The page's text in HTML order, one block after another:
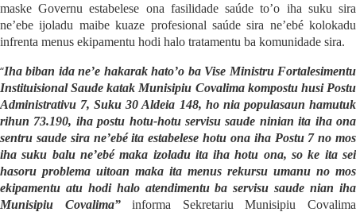
maske Governu estabelese ona fasilidade saúde to’o iha suku sira
ne’ebe ijoladu maibe kuaze profesional saúde sira ne’ebé kolokadu
infrenta menus ekipamentu hodi halo tratamentu ba komunidade sira.
“Iha biban ida ne’e hakarak hato’o ba Vise Ministru Fortalesimentu
Instituisional Saude katak Munisipiu Covalima kompostu husi Postu
Administrativu 7, Suku 30 Aldeia 148, ho nia populasaun hamutuk
rihun 73.190, iha postu hotu-hotu servisu saude ninian ita iha ona
sentru saude sira ne’ebé ita estabelese hotu ona iha Postu 7 no mos
iha suku balu ne’ebé maka izoladu ita iha hotu ona, so ke ita sei
hasoru problema uitoan maka ita menus rekursu umanu no mos
ekipamentu atu hodi halo atendimentu ba servisu saude nian iha
Munisipiu Covalima”informa Sekretariu Munisipiu Covalima